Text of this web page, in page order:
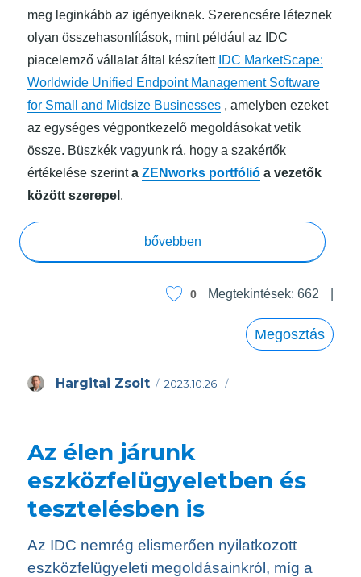
meg leginkább az igényeiknek. Szerencsére léteznek
olyan összehasonlítások, mint például az IDC
piacelemző vállalat által készített IDC MarketScape:
Worldwide Unified Endpoint Management Software
for Small and Midsize Businesses , amelyben ezeket
az egységes végpontkezelő megoldásokat vetik
össze. Büszkék vagyunk rá, hogy a szakértők
értékelése szerintaZENworks portfólió a vezetők
között szerepel .
“Zeniten a ZENworks”
bővebben
Megtekintések: 662
0
Megosztás
Szerző
Hargitai Zsolt Közzétéve
2023.10.26.
Az élen járunk
eszközfelügyeletben és
tesztelésben is
Az IDC nemrég elismerően nyilatkozott
eszközfelügyeleti megoldásainkról, míg a